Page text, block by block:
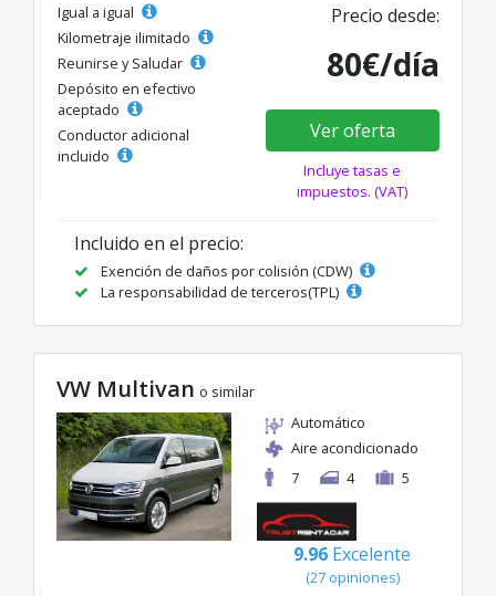
Igual a igual
Kilometraje ilimitado
Reunirse y Saludar
Depósito en efectivo
aceptado
Conductor adicional
incluido
Precio desde:
80€/día
Ver oferta
Incluye tasas e
impuestos. (VAT)
Incluido en el precio:
Exención de daños por colisión (CDW)
La responsabilidad de terceros(TPL)
VW Multivan o similar
Automático
Aire acondicionado
7
4 5
9.96 Excelente
(27 opiniones)